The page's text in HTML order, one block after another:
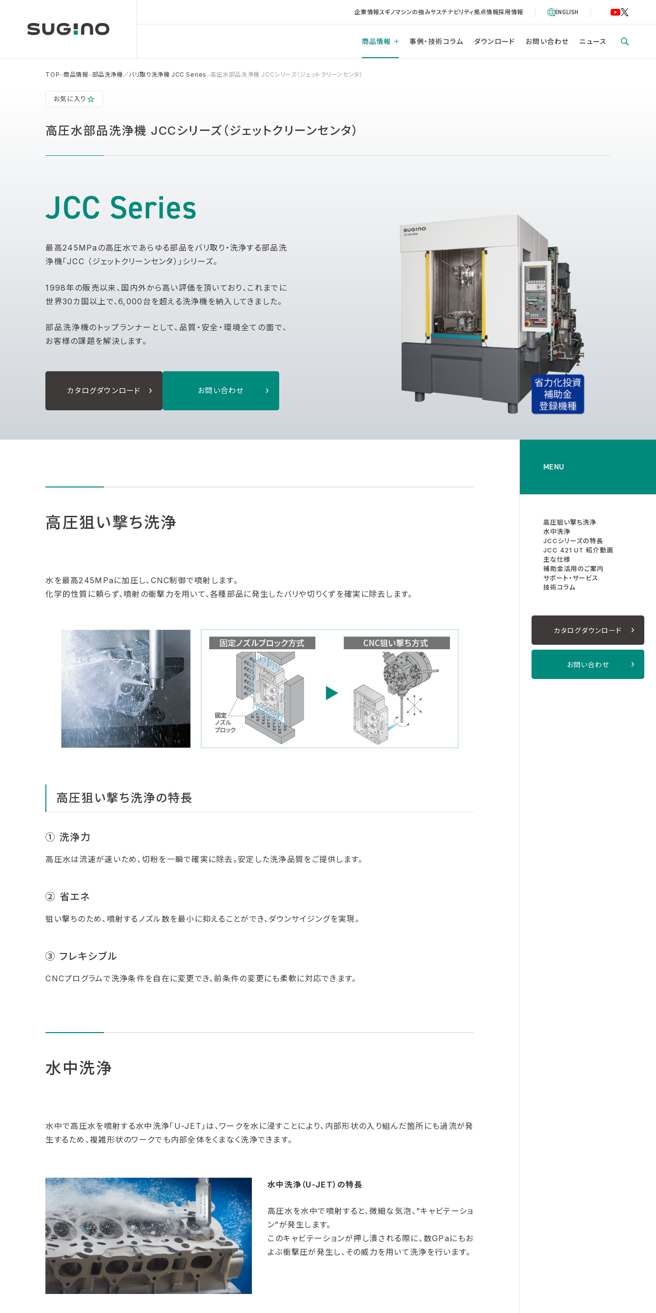
企業情報スギノマシンの強みサステナビリティ拠点情報採用情報 ENGLISH
商品情報 事例・技術コラム ダウンロード お問い合わせ ニュース
TOP 商品情報 部品洗浄機／バリ取り洗浄機 JCC Series 高圧水部品洗浄機 JCCシリーズ（ジェットクリーンセンタ）
お気に入り
高圧水部品洗浄機 JCCシリーズ（ジェットクリーンセンタ）
JCC Series
最高245MPaの高圧水であらゆる部品をバリ取り・洗浄する部品洗
浄機「JCC （ジェットクリーンセンタ）」シリーズ。
1998年の販売以来、国内外から高い評価を頂いており、これまでに
世界30カ国以上で、6,000台を超える洗浄機を納入してきました。​
部品洗浄機のトップランナーとして、品質・安全・環境全ての面で、
お客様の課題を解決します。
カタログダウンロード お問い合わせ
MENU
高圧狙い撃ち洗浄
水中洗浄
JCCシリーズの特長
JCC 421 UT 紹介動画
主な仕様
補助金活用のご案内
サポート・サービス
技術コラム
カタログダウンロード
お問い合わせ
高圧狙い撃ち洗浄
水を最高245MPaに加圧し、CNC制御で噴射します。
化学的性質に頼らず、噴射の衝撃力を用いて、各種部品に発生したバリや切りくずを確実に除去します。
高圧狙い撃ち洗浄の特長
① 洗浄力
高圧水は流速が速いため、切粉を一瞬で確実に除去。安定した洗浄品質をご提供します。
② 省エネ
狙い撃ちのため、噴射するノズル数を最小に抑えることができ、ダウンサイジングを実現。
③ フレキシブル
CNCプログラムで洗浄条件を自在に変更でき、前条件の変更にも柔軟に対応できます。
水中洗浄
水中で高圧水を噴射する水中洗浄「U-JET」は、ワークを水に浸すことにより、内部形状の入り組んだ箇所にも過流が発
生するため、複雑形状のワークでも内部全体をくまなく洗浄できます。
水中洗浄（U-JET）の特長
高圧水を水中で噴射すると、微細な気泡、”キャビテーショ
ン”が発生します。
このキャビテーションが押し潰される際に、数GPaにもお
よぶ衝撃圧が発生し、その威力を用いて洗浄を行います。